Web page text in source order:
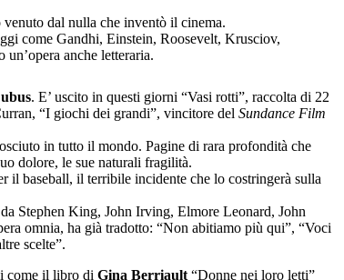
dal nulla che inventò il cinema.
come Gandhi, Einstein, Roosevelt, Krusciov,
anche letteraria.
. E’ uscito in questi giorni “Vasi rotti”, raccolta di 22
“I giochi dei grandi”, vincitore del Sundance Film
in tutto il mondo. Pagine di rara profondità che
dolore, le sue naturali fragilità.
il baseball, il terribile incidente che lo costringerà sulla
Stephen King, John Irving, Elmore Leonard, John
omnia, ha già tradotto: “Non abitiamo più qui”, “Voci
scelte”.
come il libro di Gina Berriault “Donne nei loro letti”